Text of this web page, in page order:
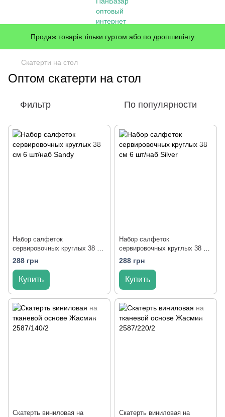
Продаж товарів тільки гуртом або по дропшипінгу
Скатерти на стол
Оптом скатерти на стол
Фильтр По популярности
Набор салфеток
сервировочных круглых 38 см
6 шт/наб Sandy
288 грн
Купить
Набор салфеток
сервировочных круглых 38 см
6 шт/наб Silver
288 грн
Купить
Скатерть виниловая на
Скатерть виниловая на